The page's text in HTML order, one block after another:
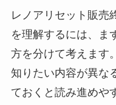
レノアリセット販売
を理解するには、ま
方を分けて考えます
知りたい内容が異な
ておくと読み進めや